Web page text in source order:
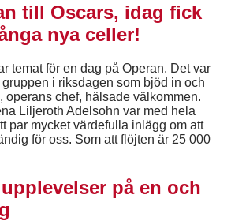
till Oscars, idag fick
nya celler!
temat för en dag på Operan. Det var
i riksdagen som bjöd in och
operans chef, hälsade välkommen.
Liljeroth Adelsohn var med hela
par mycket värdefulla inlägg om att
för oss. Som att flöjten är 25 000
på en och